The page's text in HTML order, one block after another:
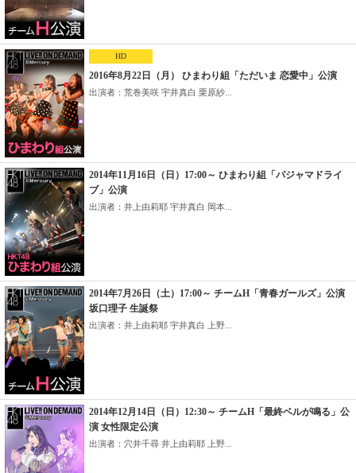
HD
2016年8月22日（月） ひまわり組「ただいま 恋愛中」公演
出演者：荒巻美咲 宇井真白 栗原紗...
2014年11月16日（日）17:00～ ひまわり組「パジャマドライ
ブ」公演
出演者：井上由莉耶 宇井真白 岡本...
2014年7月26日（土）17:00～ チームH「青春ガールズ」公演
坂口理子 生誕祭
出演者：井上由莉耶 宇井真白 上野...
2014年12月14日（日）12:30～ チームH「最終ベルが鳴る」公
演 女性限定公演
出演者：穴井千尋 井上由莉耶 上野...